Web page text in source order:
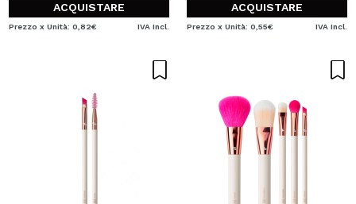
ACQUISTARE
Prezzo x Unità: 0,82€ IVA Incl.
ACQUISTARE
Prezzo x Unità: 0,55€ IVA Incl.